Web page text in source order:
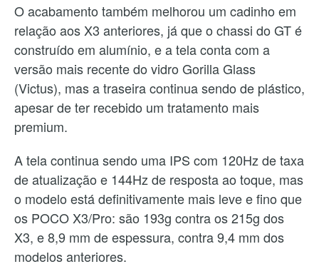
O acabamento também melhorou um cadinho em
relação aos X3 anteriores, já que o chassi do GT é
construído em alumínio, e a tela conta com a
versão mais recente do vidro Gorilla Glass
(Victus), mas a traseira continua sendo de plástico,
apesar de ter recebido um tratamento mais
premium.
A tela continua sendo uma IPS com 120Hz de taxa
de atualização e 144Hz de resposta ao toque, mas
o modelo está definitivamente mais leve e fino que
os POCO X3/Pro: são 193g contra os 215g dos
X3, e 8,9 mm de espessura, contra 9,4 mm dos
modelos anteriores.